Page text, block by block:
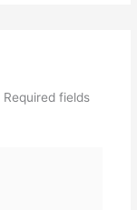
Required fields